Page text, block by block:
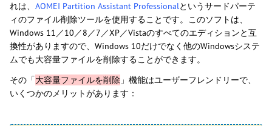
れは、 AOMEI Partition Assistant Professionalというサードパーテ
ィのファイル削除ツールを使用することです。このソフトは、
Windows 11／10／8／7／XP／Vistaのすべてのエディションと互
換性がありますので、Windows 10だけでなく他のWindowsシステ
ムでも大容量ファイルを削除することができます。
その「大容量ファイルを削除 」機能はユーザーフレンドリーで、
いくつかのメリットがあります：